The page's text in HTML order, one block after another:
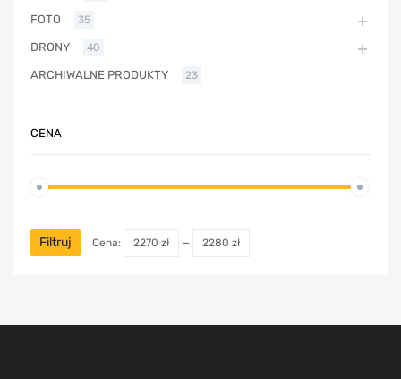
FOTO 35
DRONY 40
ARCHIWALNE PRODUKTY 23
CENA
Filtruj Cena: 2270 zł — 2280 zł